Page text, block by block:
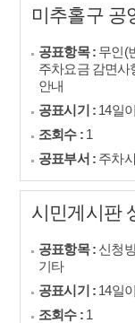
미추홀구 공
공표항목 : 무인(
주차요금 감면사
안내
공표시기 : 14일
조회수 : 1
공표부서 : 주차
시민게시판
공표항목 : 신청
기타
공표시기 : 14일
조회수 : 1